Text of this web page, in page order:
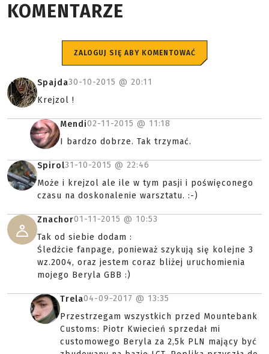
KOMENTARZE
ZALOGUJ SIĘ ABY KOMENTOWAĆ
Spajda30-10-2015 @ 20:11
Krejzol !
Mendi02-11-2015 @ 11:18
I bardzo dobrze. Tak trzymać.
Spirol31-10-2015 @ 22:46
Może i krejzol ale ile w tym pasji i poświęconego
czasu na doskonalenie warsztatu. :-)
Znachor01-11-2015 @ 10:53
Tak od siebie dodam :
Śledźcie fanpage, ponieważ szykują się kolejne 3
wz.2004, oraz jestem coraz bliżej uruchomienia
mojego Beryla GBB :)
Trela04-09-2017 @ 13:35
Przestrzegam wszystkich przed Mountebank
Customs: Piotr Kwiecień sprzedał mi
customowego Beryla za 2,5k PLN mający być